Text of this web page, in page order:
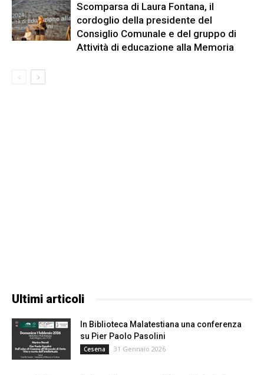
Scomparsa di Laura Fontana, il
cordoglio della presidente del
Consiglio Comunale e del gruppo di
Attività di educazione alla Memoria
Ultimi articoli
In Biblioteca Malatestiana una conferenza
su Pier Paolo Pasolini
Cesena 31 Gennaio 2026